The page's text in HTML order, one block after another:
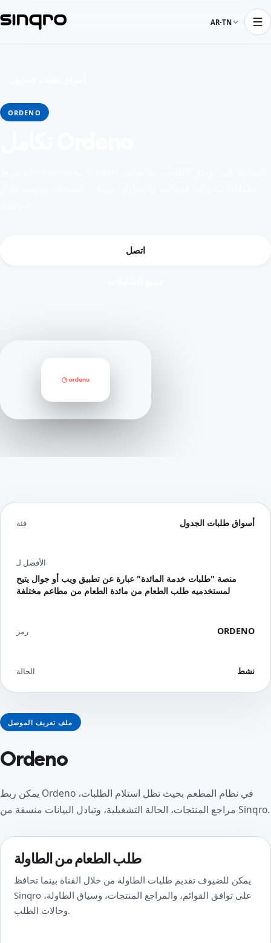
AR-TN
ORDENO
اتصل
ملف تعريف الموصل
Ordeno
يمكن ربط Ordeno في نظام المطعم بحيث تظل استلام الطلبات،
مراجع المنتجات، الحالة التشغيلية، وتبادل البيانات منسقة من Sinqro.
طلب الطعام من الطاولة
يمكن للضيوف تقديم طلبات الطاولة من خلال القناة بينما تحافظ
Sinqro على توافق القوائم، والمراجع المنتجات، وسياق الطاولة،
وحالات الطلب.
فئة أسواق طلبات الجدول
الأفضل لـ
منصة "طلبات خدمة المائدة" عبارة عن تطبيق ويب أو جوال يتيح
لمستخدميه طلب الطعام من مائدة الطعام من مطاعم مختلفة
رمز ORDENO
الحالة نشط